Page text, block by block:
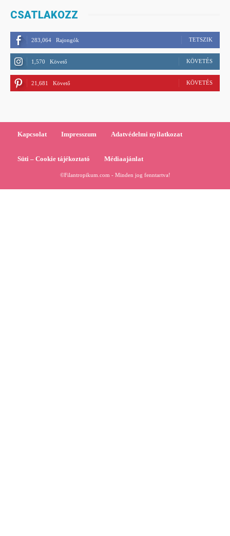
CSATLAKOZZ
283,064 Rajongók TETSZIK
1,570 Követő KÖVETÉS
21,681 Követő KÖVETÉS
Kapcsolat Impresszum Adatvédelmi nyilatkozat
Süti – Cookie tájékoztató Médiaajánlat
©Filantropikum.com - Minden jog fenntartva!